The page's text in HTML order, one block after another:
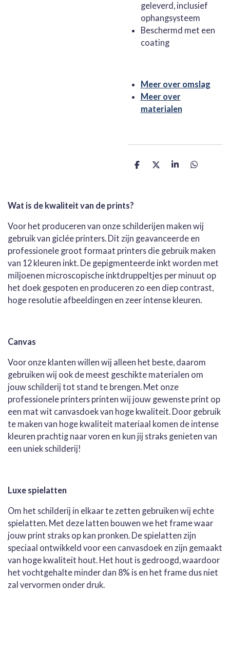
geleverd, inclusief
ophangsysteem
Beschermd met een
coating
Meer over omslag
Meer over
materialen
D
D
S
D
Wat is de kwaliteit van de prints?
Voor het produceren van onze schilderijen maken wij
gebruik van giclée printers. Dit zijn geavanceerde en
professionele groot formaat printers die gebruik maken
van 12 kleuren inkt. De gepigmenteerde inkt worden met
miljoenen microscopische inktdruppeltjes per minuut op
het doek gespoten en produceren zo een diep contrast,
hoge resolutie afbeeldingen en zeer intense kleuren.
Canvas
Voor onze klanten willen wij alleen het beste, daarom
gebruiken wij ook de meest geschikte materialen om
jouw schilderij tot stand te brengen. Met onze
professionele printers printen wij jouw gewenste print op
een mat wit canvasdoek van hoge kwaliteit. Door gebruik
te maken van hoge kwaliteit materiaal komen de intense
kleuren prachtig naar voren en kun jij straks genieten van
een uniek schilderij!
Luxe spielatten
Om het schilderij in elkaar te zetten gebruiken wij echte
spielatten. Met deze latten bouwen we het frame waar
jouw print straks op kan pronken. De spielatten zijn
speciaal ontwikkeld voor een canvasdoek en zijn gemaakt
van hoge kwaliteit hout. Het hout is gedroogd, waardoor
het vochtgehalte minder dan 8% is en het frame dus niet
zal vervormen onder druk.